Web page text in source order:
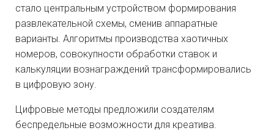
стало центральным устройством формирования
развлекательной схемы, сменив аппаратные
варианты. Алгоритмы производства хаотичных
номеров, совокупности обработки ставок и
калькуляции вознаграждений трансформировались
в цифровую зону.
Цифровые методы предложили создателям
беспредельные возможности для креатива.